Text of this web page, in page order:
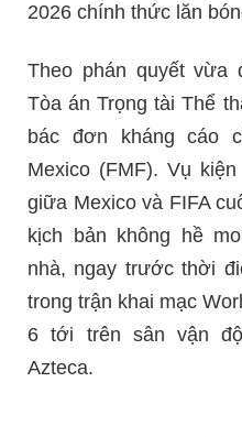
2026 chính thức lăn
Theo phán quyết vừa
Tòa án Trọng tài Thể
bác đơn kháng cáo
Mexico (FMF). Vụ
giữa Mexico và FIFA
kịch bản không hề
nhà, ngay trước thời
trong trận khai mạc
6 tới trên sân vận
Azteca.